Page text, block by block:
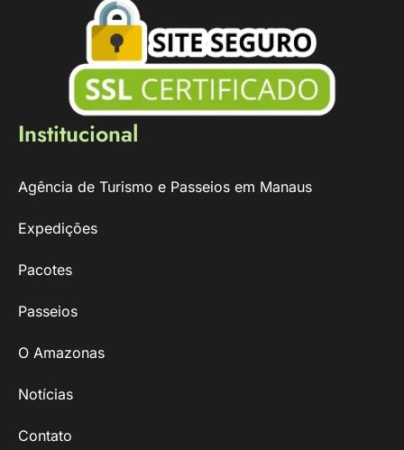
Institucional
Agência de Turismo e Passeios em Manaus
Expedições
Pacotes
Passeios
O Amazonas
Notícias
Contato